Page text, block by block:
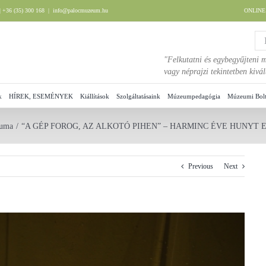
+36 (35) 300 168 | info@palocmuzeum.hu
"Felkutatni és egybegyűjteni
vagy néprajzi tekintetben
HÍREK, ESEMÉNYEK Kiállítások Szolgáltatásaink Múzeumpedagógia Múzeumi Bolt
“A GÉP FOROG, AZ ALKOTÓ PIHEN” – HARMINC ÉVE HUNYT
Previous Next